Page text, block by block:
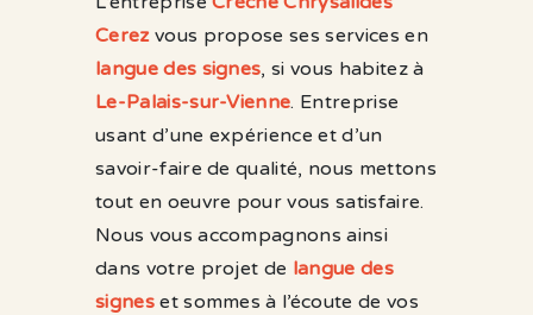
Cerezvous propose ses services en
langue des signes, si vous habitez à
Le-Palais-sur-Vienne. Entreprise
usant d’une expérience et d’un
savoir-faire de qualité, nous mettons
tout en oeuvre pour vous satisfaire.
Nous vous accompagnons ainsi
dans votre projet de langue des
signeset sommes à l’écoute de vos